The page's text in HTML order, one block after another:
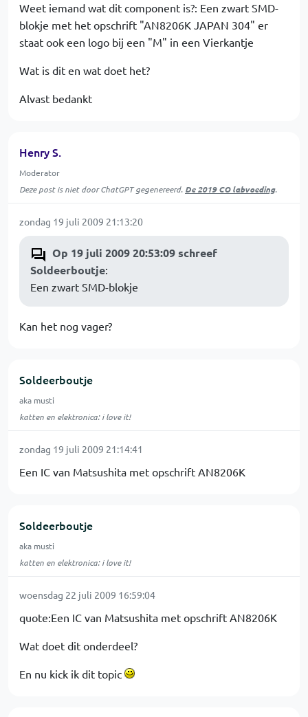
Weet iemand wat dit component is?: Een zwart SMD-
blokje met het opschrift "AN8206K JAPAN 304" er
staat ook een logo bij een "M" in een Vierkantje
Wat is dit en wat doet het?
Alvast bedankt
Henry S.
Moderator
Deze post is niet door ChatGPT gegenereerd. De 2019 CO labvoeding.
zondag 19 juli 2009 21:13:20
Op 19 juli 2009 20:53:09 schreef
Soldeerboutje:
Een zwart SMD-blokje
Kan het nog vager?
Soldeerboutje
aka musti
katten en elektronica: i love it!
zondag 19 juli 2009 21:14:41
Een IC van Matsushita met opschrift AN8206K
Soldeerboutje
aka musti
katten en elektronica: i love it!
woensdag 22 juli 2009 16:59:04
quote:Een IC van Matsushita met opschrift AN8206K
Wat doet dit onderdeel?
En nu kick ik dit topic